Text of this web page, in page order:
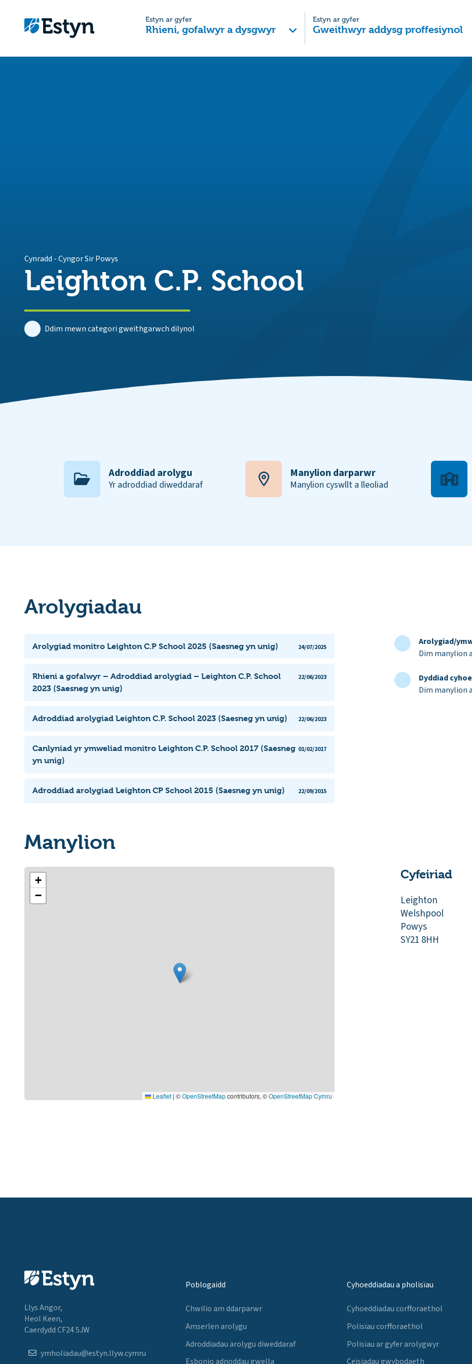
Estyn ar gyfer
Rhieni, gofalwyr a dysgwyr
Estyn ar gyfer
Gweithwyr addysg proffesiynol
Cynradd -Cyngor Sir Powys
Leighton C.P. School
Ddim mewn categori gweithgarwch dilynol
Adroddiad arolygu
Yr adroddiad diweddaraf
Manylion darparwr
Manylion cyswllt a lleoliad
Arolygiadau
Arolygiad monitro Leighton C.P School 2025 (Saesneg yn unig) 24/07/2025
Rhieni a gofalwyr – Adroddiad arolygiad – Leighton C.P. School
2023 (Saesneg yn unig)
22/06/2023
Adroddiad arolygiad Leighton C.P. School 2023 (Saesneg yn unig) 22/06/2023
Canlyniad yr ymweliad monitro Leighton C.P. School 2017 (Saesneg
yn unig)
01/02/2017
Adroddiad arolygiad Leighton CP School 2015 (Saesneg yn unig) 22/09/2015
Arolygiad/
Dim manylion
Dyddiad
Dim manylion
Manylion
+
−
Leaflet | ©OpenStreetMapcontributors, ©OpenStreetMap Cymru
Cyfeiriad
Leighton
Welshpool
Powys
SY21 8HH
Llys Angor,
Heol Keen,
Caerdydd CF24 5JW
ymholiadau@estyn.llyw.cymru
Poblogaidd
Chwilio am ddarparwr
Amserlen arolygu
Adroddiadau arolygu diweddaraf
Esbonio adnoddau gwella
Cyhoeddiadau a pholisïau
Cyhoeddiadau corfforaethol
Polisïau corfforaethol
Polisïau ar gyfer arolygwyr
Ceisiadau gwybodaeth